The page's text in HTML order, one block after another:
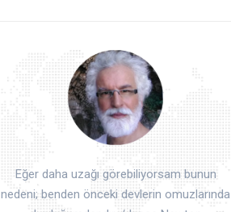
Eğer daha uzağı görebiliyorsam bunun
nedeni; benden önceki devlerin omuzlarında